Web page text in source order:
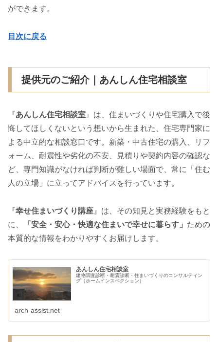
ができます。
目次に戻る
提供元のご紹介｜あんしん住宅相談室
『あんしん住宅相談室 』は、住まいづくりや住宅購入で後
悔してほしくないという想いから生まれた、住宅専門家に
よる中立的な相談窓口です。新築・中古住宅の購入、リフ
ォーム、耐震性や劣化の不安、見積りや契約内容の確認な
ど、専門知識がなければ判断が難しい場面で、常に「住む
人の立場」に立ってアドバイスを行っています。
『幸せ住まいづくり講座 』は、その知見と実務経験をもと
に、
「安全・安心・快適な住まいで幸せに暮らす」 ための
本質的な情報をわかりやすくお届けします。
あんしん住宅相談室
建物調査診断・耐震診断・住まいづくりのコンサルティン
グ（ホームインスペクション）
arch-assist.net